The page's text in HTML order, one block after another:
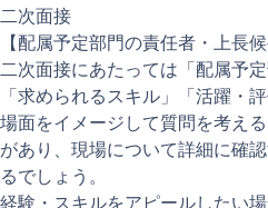
二次面接
【配属予定部門の責任者・上長
二次面接にあたっては「配属予
「求められるスキル」「活躍・
場面をイメージして質問を考え
があり、現場について詳細に確
るでしょう。
経験・スキルをアピールしたい